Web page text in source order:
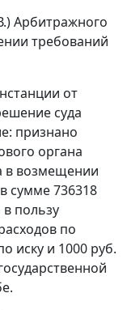
Арбитражного
требований
от
суда
признано
органа
в возмещении
сумме 736318
в пользу
по
иску и 1000 руб.